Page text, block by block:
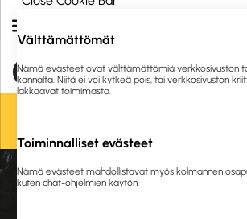
Oletko jo asiakkaamme? Kirjaudu
Etusivu Siivous ja hygienia Siivousvälineet
Kuivaustelineet
Välttämättömät
Nämä evästeet ovat välttämättömiä verkkosivuston
kannalta. Niitä ei voi kytkeä pois, tai verkkosivuston
lakkaavat toimimasta.
Toiminnalliset evästeet
Nämä evästeet mahdollistavat myös kolmannen
kuten chat-ohjelmien käytön.